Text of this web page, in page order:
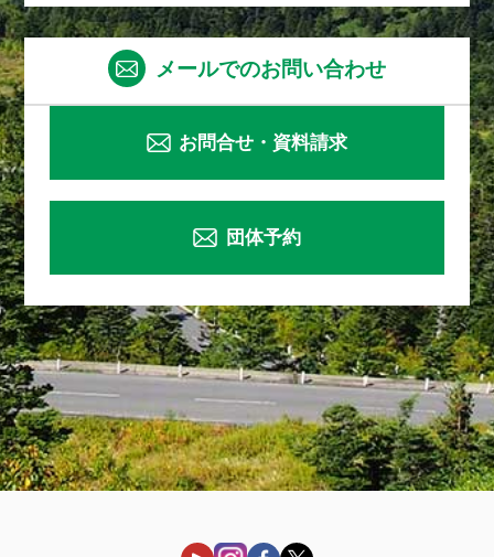
メールでのお問い合わせ
お問合せ・資料請求
団体予約